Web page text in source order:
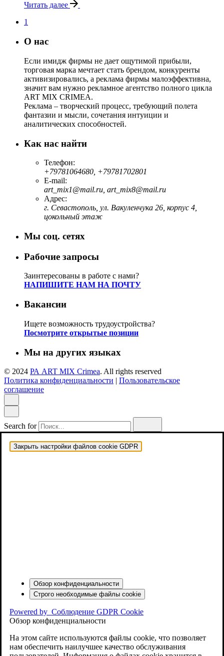
Читать далее
1
О нас
Если имидж фирмы не дает ощутимой прибыли,
торговая марка мечтает стать брендом, конкуренты
активизировались, а реклама фирмы малоэффективна,
значит вам нужно рекламное агентство полного цикла
ART MIX CRIMEA.
Реклама – творческий процесс, требующий полета
фантазии и мысли, сочетания интуиции и
аналитических способностей.
Как нас найти
Телефон:
+79781064680, +79781702801
E-mail:
art_mix1@mail.ru, art_mix8@mail.ru
Адрес:
г. Севастополь, ул. Вакуленчука 26, корпус 4,
цокольный этаж
Мы соц. сетях
Рабочие запросы
Заинтересованы в работе с нами?
НАПИШИТЕ НАМ НА ПОЧТУ
Вакансии
Ищете возможность трудоустройства?
Посмотрите открытые позиции
Мы на других языках
© 2024 РА ART MIX Crimea. All rights reserved
Политика конфиденциальности | Пользовательское
соглашение
Search for
Закрыть настройки файлов cookie GDPR
Обзор конфиденциальности
Строго необходимые файлы cookie
Powered by Соблюдение GDPR Cookie
Обзор конфиденциальности
На этом сайте используются файлы cookie, что позволяет
нам обеспечить наилучшее качество обслуживания